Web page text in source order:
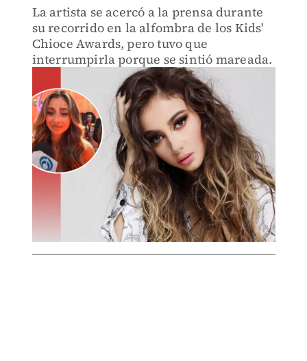
La artista se acercó a la prensa durante
su recorrido en la alfombra de los Kids'
Chioce Awards, pero tuvo que
interrumpirla porque se sintió mareada.